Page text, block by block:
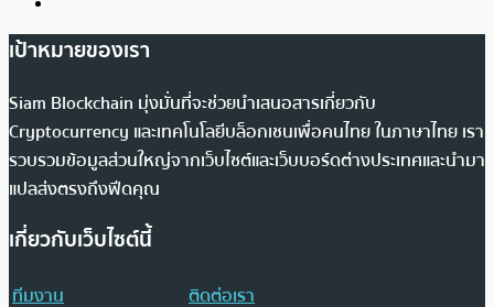
เป้าหมายของเรา
Siam Blockchain มุ่งมั่นที่จะช่วยนำเสนอสารเกี่ยวกับ
Cryptocurrency และเทคโนโลยีบล็อกเชนเพื่อคนไทย ในภาษาไทย เรา
รวบรวมข้อมูลส่วนใหญ่จากเว็บไซต์และเว็บบอร์ดต่างประเทศและนำมา
แปลส่งตรงถึงฟีดคุณ
เกี่ยวกับเว็บไซต์นี้
ทีมงาน
ติดต่อเรา